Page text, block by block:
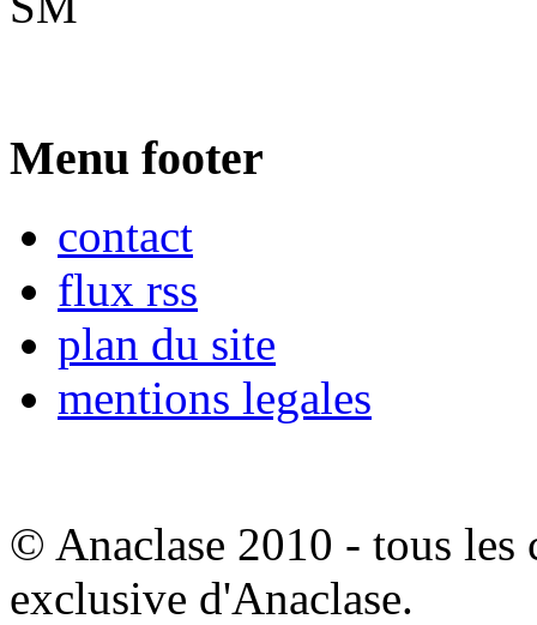
Menu footer
contact
flux rss
plan du site
mentions legales
© Anaclase 2010 - tous les
exclusive d'Anaclase.